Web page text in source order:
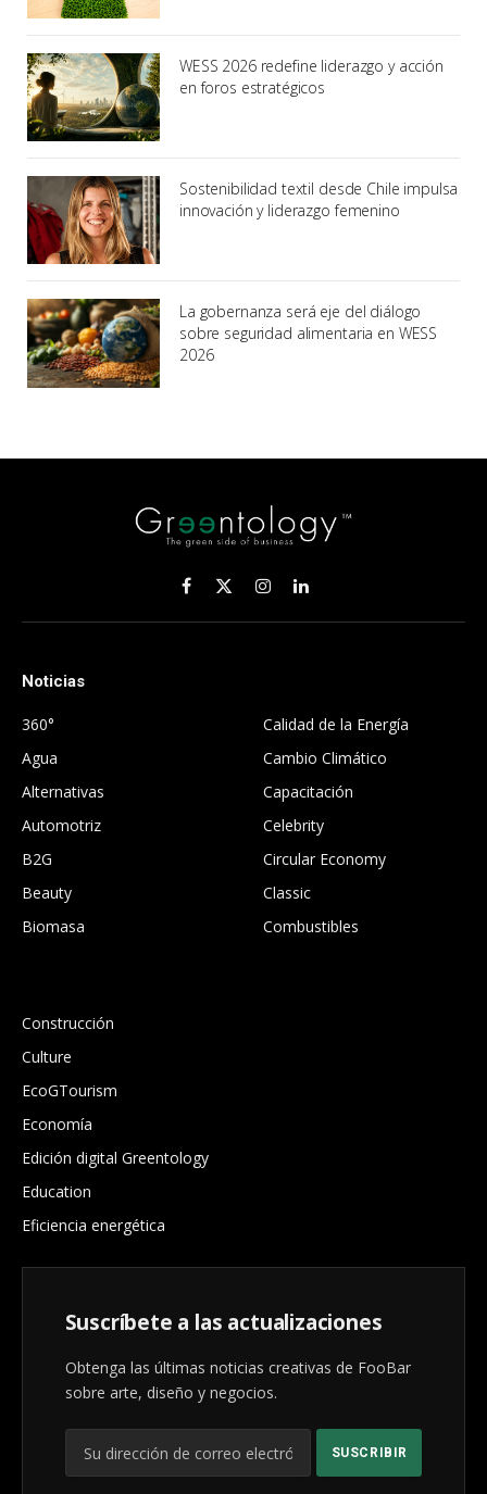
WESS 2026 redefine liderazgo y acción
en foros estratégicos
Sostenibilidad textil desde Chile impulsa
innovación y liderazgo femenino
La gobernanza será eje del diálogo
sobre seguridad alimentaria en WESS
2026
Facebook
X
(Twitter)
InstagramLinkedIn
Noticias
360°
Agua
Alternativas
Automotriz
B2G
Beauty
Biomasa
Calidad de la Energía
Cambio Climático
Capacitación
Celebrity
Circular Economy
Classic
Combustibles
Construcción
Culture
EcoGTourism
Economía
Edición digital Greentology
Education
Eficiencia energética
Suscríbete a las actualizaciones
Obtenga las últimas noticias creativas de FooBar
sobre arte, diseño y negocios.